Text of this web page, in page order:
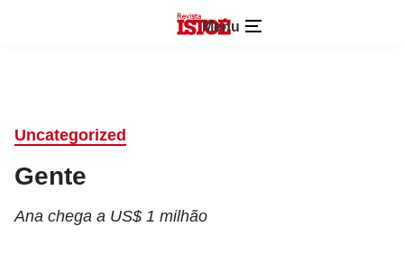
Menu
Uncategorized
Gente
Ana chega a US$ 1 milhão